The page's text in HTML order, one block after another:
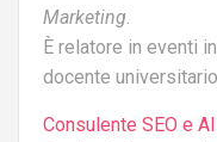
Marketing.
È relatore in eventi
docente
Consulente SEO e AI